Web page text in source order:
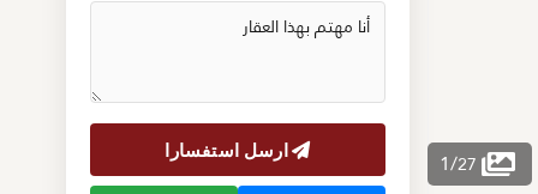
1/27 ارسل استفسارا